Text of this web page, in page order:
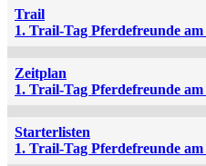
Trail
1. Trail-Tag Pferdefreunde am
Zeitplan
1. Trail-Tag Pferdefreunde am
Starterlisten
1. Trail-Tag Pferdefreunde am